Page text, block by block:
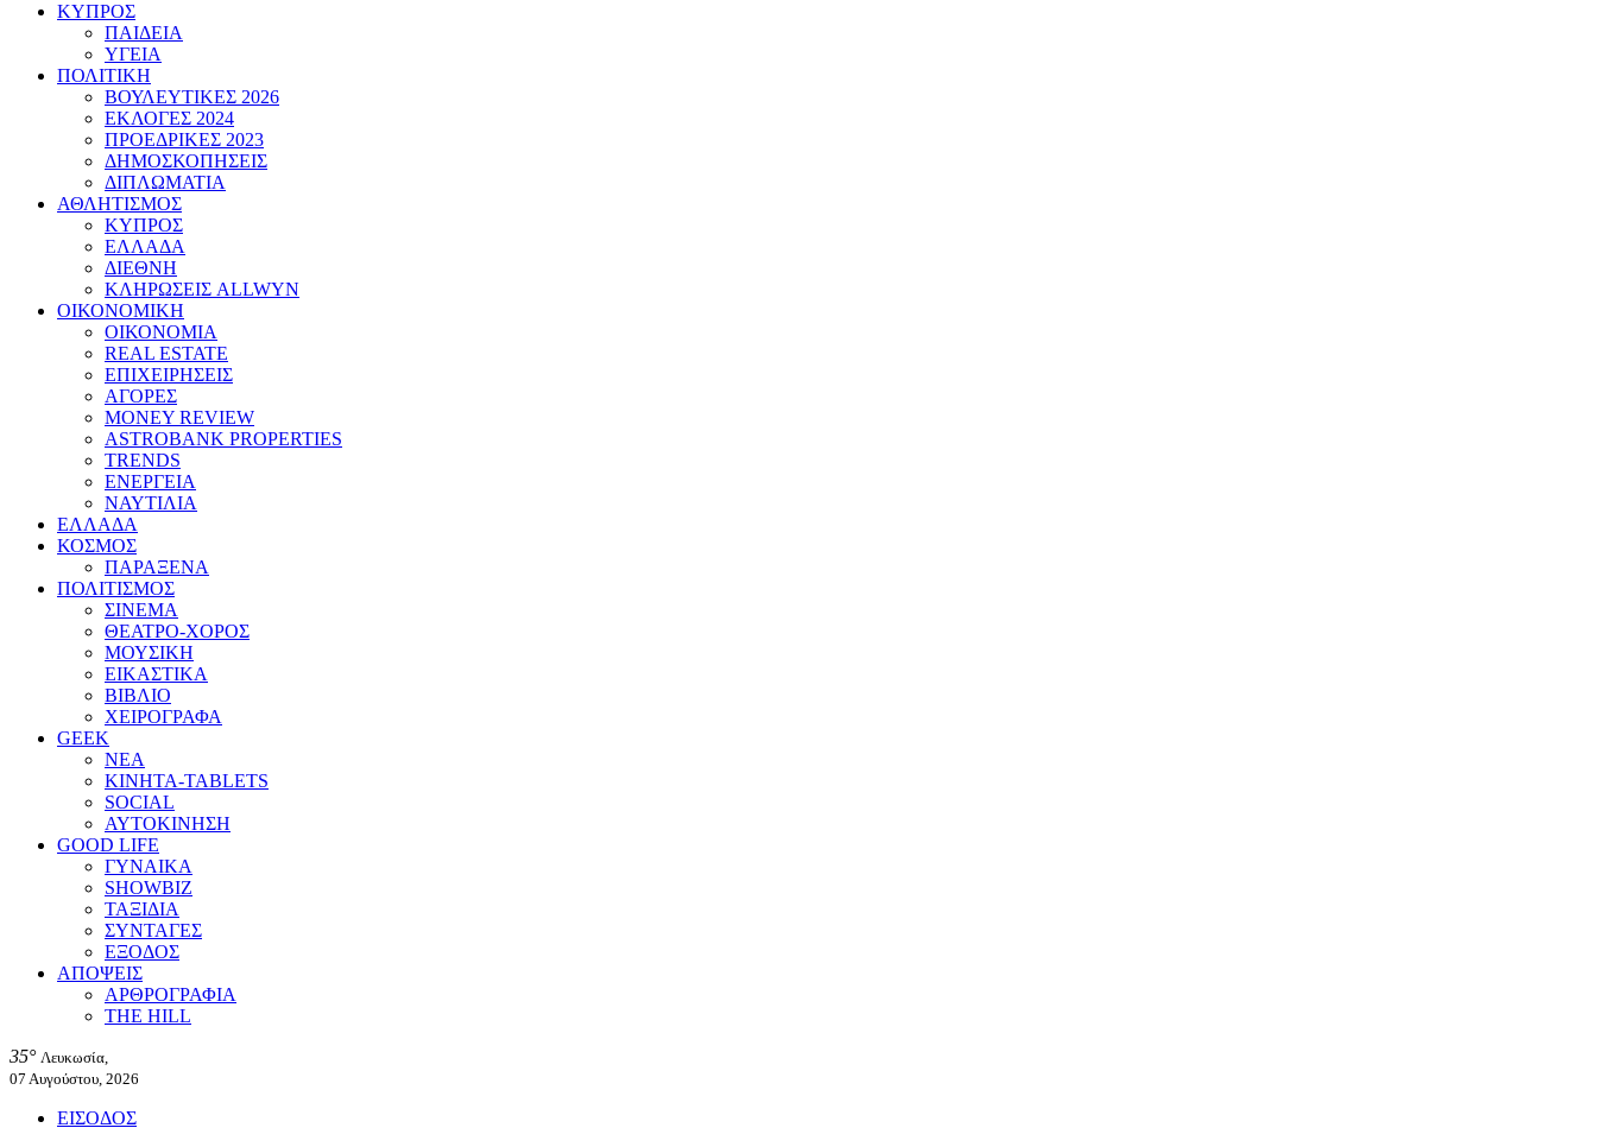
ΚΥΠΡΟΣ
ΠΑΙΔΕΙΑ
ΥΓΕΙΑ
ΠΟΛΙΤΙΚΗ
ΒΟΥΛΕΥΤΙΚΕΣ 2026
ΕΚΛΟΓΕΣ 2024
ΠΡΟΕΔΡΙΚΕΣ 2023
ΔΗΜΟΣΚΟΠΗΣΕΙΣ
ΔΙΠΛΩΜΑΤΙΑ
ΑΘΛΗΤΙΣΜΟΣ
ΚΥΠΡΟΣ
ΕΛΛΑΔΑ
ΔΙΕΘΝΗ
ΚΛΗΡΩΣΕΙΣ ALLWYN
ΟΙΚΟΝΟΜΙΚΗ
ΟΙΚΟΝΟΜΙΑ
REAL ESTATE
ΕΠΙΧΕΙΡΗΣΕΙΣ
ΑΓΟΡΕΣ
MONEY REVIEW
ASTROBANK PROPERTIES
TRENDS
ΕΝΕΡΓΕΙΑ
ΝΑΥΤΙΛΙΑ
ΕΛΛΑΔΑ
ΚΟΣΜΟΣ
ΠΑΡΑΞΕΝΑ
ΠΟΛΙΤΙΣΜΟΣ
ΣΙΝΕΜΑ
ΘΕΑΤΡΟ-ΧΟΡΟΣ
ΜΟΥΣΙΚΗ
ΕΙΚΑΣΤΙΚΑ
ΒΙΒΛΙΟ
ΧΕΙΡΟΓΡΑΦΑ
GEEK
ΝΕΑ
ΚΙΝΗΤΑ-TABLETS
SOCIAL
ΑΥΤΟΚΙΝΗΣΗ
GOOD LIFE
ΓΥΝΑΙΚΑ
SHOWBIZ
ΤΑΞΙΔΙΑ
ΣΥΝΤΑΓΕΣ
ΕΞΟΔΟΣ
ΑΠΟΨΕΙΣ
ΑΡΘΡΟΓΡΑΦΙΑ
THE HILL
35° Λευκωσία,
07 Αυγούστου, 2026
ΕΙΣΟΔΟΣ